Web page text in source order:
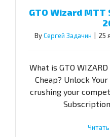
GTO Wizard
ByСергей Задачин 25
What is GTO
Cheap? Unlock
crushing your